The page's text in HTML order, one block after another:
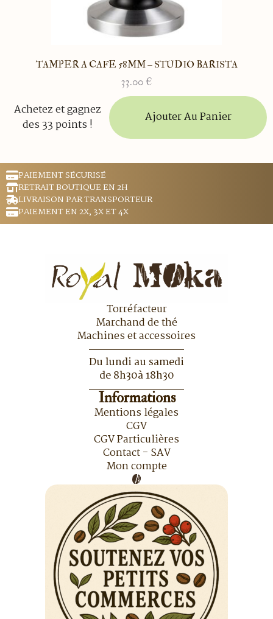
TAMPER A CAFE 58MM – STUDIO BARISTA
33.00 €
Achetez et gagnez
des 33 points !
Ajouter Au Panier
PAIEMENT SÉCURISÉ
RETRAIT BOUTIQUE EN 2H
LIVRAISON PAR TRANSPORTEUR
PAIEMENT EN 2X, 3X ET 4X
Torréfacteur
Marchand de thé
Machines et accessoires
Du lundi au samedi
de 8h30à 18h30
Informations
Mentions légales
CGV
CGV Particulières
Contact - SAV
Mon compte